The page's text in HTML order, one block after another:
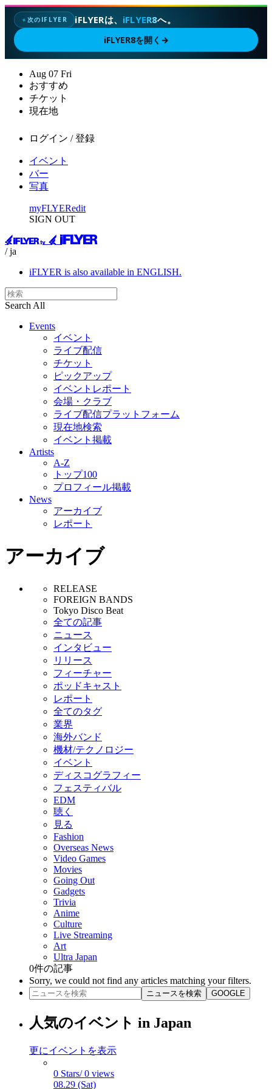
✦次のIFLYER iFLYERは、 iFLYER8へ。
iFLYER8を開く →
Aug 07 Fri
おすすめ
チケット
現在地
ログイン / 登録
イベント
バー
写真
myFLYERedit
SIGN OUT
/ ja
iFLYER is also available in ENGLISH.
Search All
Events
イベント
ライブ配信
チケット
ピックアップ
イベントレポート
会場・クラブ
ライブ配信プラットフォーム
現在地検索
イベント掲載
Artists
A-Z
トップ100
プロフィール掲載
News
アーカイブ
レポート
アーカイブ
RELEASE
FOREIGN BANDS
Tokyo Disco Beat
全ての記事
ニュース
インタビュー
リリース
フィーチャー
ポッドキャスト
レポート
全てのタグ
業界
海外バンド
機材/テクノロジー
イベント
ディスコグラフィー
フェスティバル
EDM
聴く
見る
Fashion
Overseas News
Video Games
Movies
Going Out
Gadgets
Trivia
Anime
Culture
Live Streaming
Art
Ultra Japan
0件の記事
Sorry, we could not find any articles matching your filters.
ニュースを検索 GOOGLE
人気のイベント in Japan
更にイベントを表示
0 Stars/ 0 views
08.29 (Sat)